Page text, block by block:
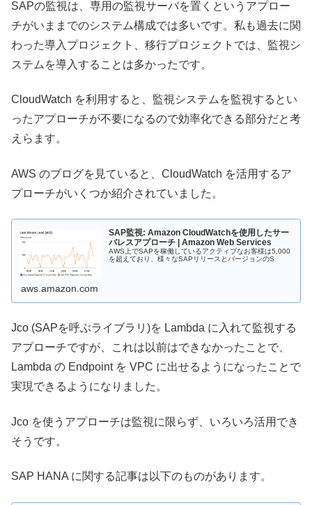
SAPの監視は、専用の監視サーバを置くというアプロー
チがいままでのシステム構成では多いです。私も過去に関
わった導入プロジェクト、移行プロジェクトでは、監視シ
ステムを導入することは多かったです。
CloudWatch を利用すると、監視システムを監視するとい
ったアプローチが不要になるので効率化できる部分だと考
えらます。
AWS のブログを見ていると、CloudWatch を活用するア
プローチがいくつか紹介されていました。
SAP監視: Amazon CloudWatchを使用したサー
バレスアプローチ | Amazon Web Services
AWS上でSAPを稼働しているアクティブなお客様は5,000
を超えており、様々なSAPリリースとバージョンのS
aws.amazon.com
Jco (SAPを呼ぶライブラリ)を Lambda に入れて監視する
アプローチですが、これは以前はできなかったことで、
Lambda の Endpoint を VPC に出せるようになったことで
実現できるようになりました。
Jco を使うアプローチは監視に限らず、いろいろ活用でき
そうです。
SAP HANA に関する記事は以下のものがあります。